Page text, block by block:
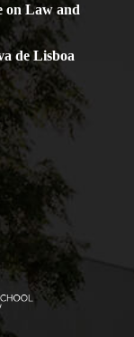
on Law and
de Lisboa